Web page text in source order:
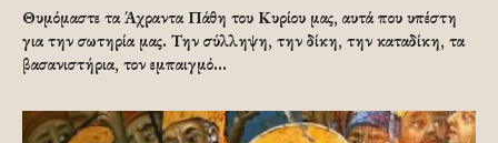
Θυμόμαστε τα Άχραντα Πάθη του Κυρίου μας, αυτά που υπέστη
για την σωτηρία μας. Την σύλληψη, την δίκη, την καταδίκη, τα
βασανιστήρια, τον εμπαιγμό...